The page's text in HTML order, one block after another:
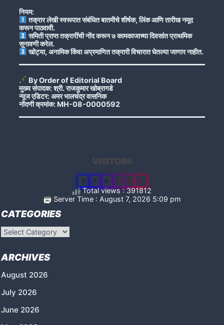
नियम:
तक्रार लेखी स्वरूपात संबंधित बातमीचे शीर्षक, लिंक आणि तारीख नमूद
करून पाठवावी.
समिती प्राप्त तक्रारींची नोंद करून ७ कामकाजाच्या दिवसांत प्राथमिक
सुनावणी करेल.
खोट्या, अनामिक किंवा अप्रमाणित तक्रारी विचारात घेतल्या जाणार नाहीत.
By Order of Editorial Board
मुख्य संपादक: श्री. राजकुमार खोब्रागडे
न्यूज एडिटर: अमर भालचंद्र वासनिक
नोंदणी क्रमांक: MH-08-0000592
VISITORS
2 7 8 2 8 3
Total views : 391812
Server Time : August 7, 2026 5:09 pm
CATEGORIES
Categories
ARCHIVES
August 2026
July 2026
June 2026